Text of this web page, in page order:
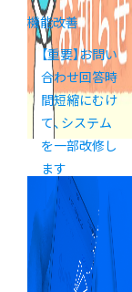
機能改善
【重要】お問い
合わせ回答時
間短縮にむけ
て、システム
を一部改修し
ます